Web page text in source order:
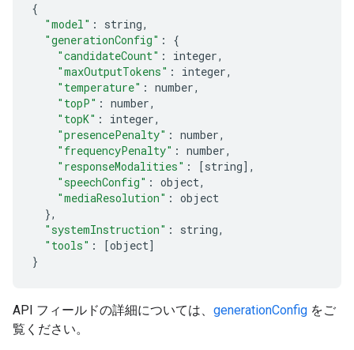
{
"model" : string,
"generationConfig" :
{
"candidateCount" : integer,
"maxOutputTokens" : integer,
"temperature" : number,
"topP" : number,
"topK" : integer,
"presencePenalty" : number,
"frequencyPenalty" : number,
"responseModalities" : [string],
"speechConfig" : object,
"mediaResolution" : object
},
"systemInstruction" : string,
"tools" : [object]
}
API フィールドの詳細については、 generationConfig をご
覧ください。